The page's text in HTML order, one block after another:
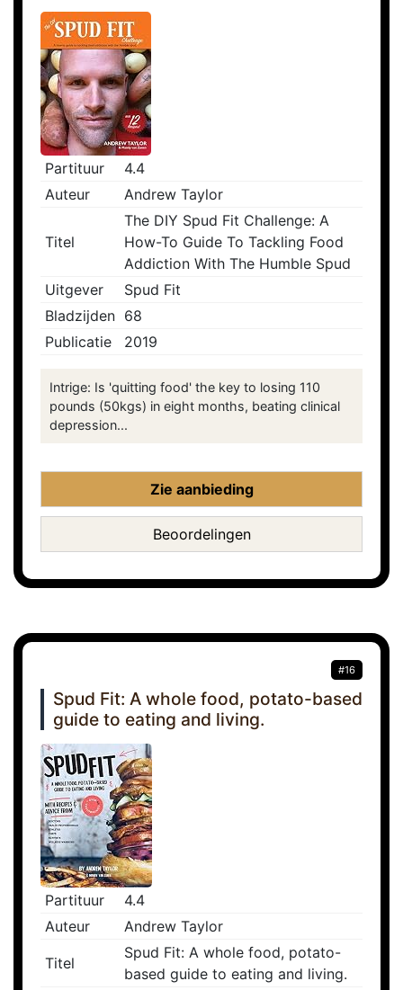
Partituur
4.4
Auteur
Andrew Taylor
Titel
The DIY Spud Fit Challenge: A
How-To Guide To Tackling Food
Addiction With The Humble Spud
Uitgever
Spud Fit
Bladzijden 68
Publicatie
2019
Intrige: Is 'quitting food' the key to losing 110
pounds (50kgs) in eight months, beating clinical
depression...
Zie aanbieding
Beoordelingen
#16
Spud Fit: A whole food, potato-based
guide to eating and living.
Partituur
4.4
Auteur
Andrew Taylor
Titel
Spud Fit: A whole food, potato-
based guide to eating and living.